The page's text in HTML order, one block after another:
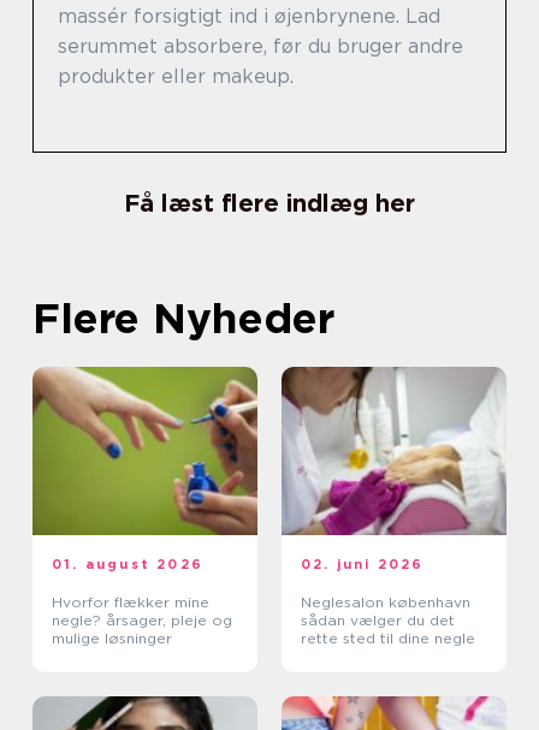
massér forsigtigt ind i øjenbrynene. Lad
serummet absorbere, før du bruger andre
produkter eller makeup.
Få læst flere indlæg her
Flere Nyheder
01. august 2026
Hvorfor flækker mine
negle? årsager, pleje og
mulige løsninger
02. juni 2026
Neglesalon københavn
sådan vælger du det
rette sted til dine negle